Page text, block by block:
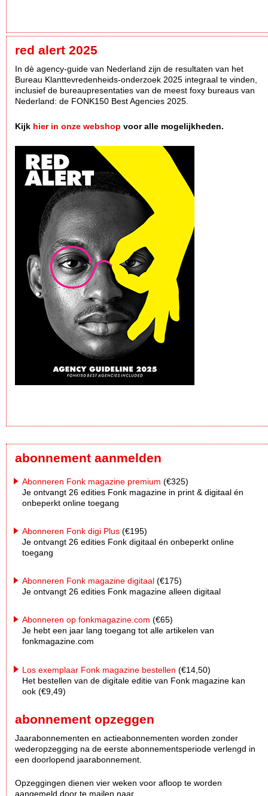
red alert 2025
In dè agency-guide van Nederland zijn de resultaten van het
Bureau Klanttevredenheids-onderzoek 2025 integraal te vinden,
inclusief de bureaupresentaties van de meest foxy bureaus van
Nederland: de FONK150 Best Agencies 2025.
Kijk hier in onze webshop voor alle mogelijkheden.
abonnement aanmelden
Abonneren Fonk magazine premium (€325)
Je ontvangt 26 edities Fonk magazine in print & digitaal én
onbeperkt online toegang
Abonneren Fonk digi Plus (€195)
Je ontvangt 26 edities Fonk digitaal én onbeperkt online
toegang
Abonneren Fonk magazine digitaal (€175)
Je ontvangt 26 edities Fonk magazine alleen digitaal
Abonneren op fonkmagazine.com (€65)
Je hebt een jaar lang toegang tot alle artikelen van
fonkmagazine.com
Los exemplaar Fonk magazine bestellen (€14,50)
Het bestellen van de digitale editie van Fonk magazine kan
ook (€9,49)
abonnement opzeggen
Jaarabonnementen en actieabonnementen worden zonder
wederopzegging na de eerste abonnementsperiode verlengd in
een doorlopend jaarabonnement.
Opzeggingen dienen vier weken voor afloop te worden
aangemeld door te mailen naar